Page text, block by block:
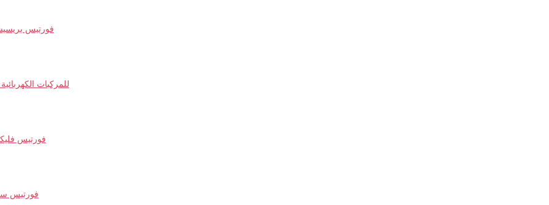
فورتيس
شحن DC للمركبات الكهربائية
فورتيس
فورتيس